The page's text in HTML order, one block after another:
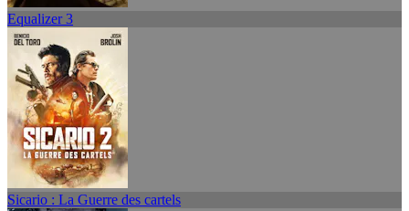
Equalizer 3
Sicario : La Guerre des cartels